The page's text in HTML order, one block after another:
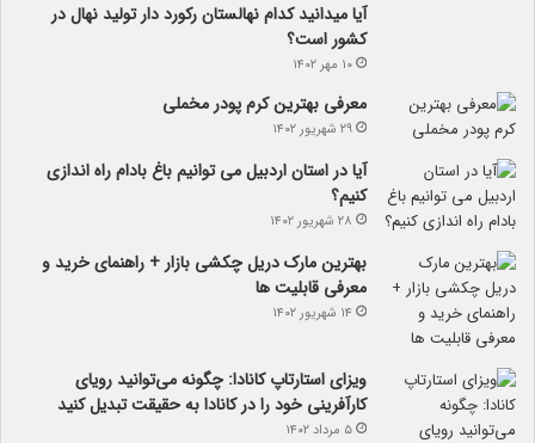
آیا می­دانید کدام نهالستان رکورد دار تولید نهال­ در
کشور است؟
۱۰ مهر ۱۴۰۲
معرفی بهترین کرم پودر مخملی
۲۹ شهریور ۱۴۰۲
آیا در استان اردبیل می توانیم باغ بادام راه اندازی
کنیم؟
۲۸ شهریور ۱۴۰۲
بهترین مارک دریل چکشی بازار + راهنمای خرید و
معرفی قابلیت ها
۱۴ شهریور ۱۴۰۲
ویزای استارتاپ کانادا: چگونه می‌توانید رویای
کارآفرینی خود را در کانادا به حقیقت تبدیل کنید
۵ مرداد ۱۴۰۲